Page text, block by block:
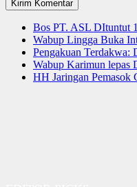
Bos PT. ASL DItuntut
Wabup Lingga Buka
Pengakuan Terdakwa:
Wabup Karimun lepas
HH Jaringan Pemasok